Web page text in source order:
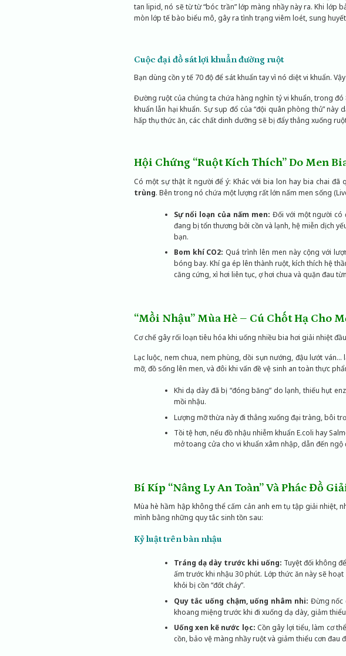
tan lipid, nó sẽ từ từ “bóc trần” lớp màng nhầy này ra. Khi lớp
mòn lớp tế bào biểu mô, gây ra tình trạng viêm loét, sung
Cuộc đại đồ sát lợi khuẩn đường ruột
Bạn dùng cồn y tế 70 độ để sát khuẩn tay vì nó diệt vi khuẩn.
Đường ruột của chúng ta chứa hàng nghìn tỷ vi khuẩn, trong
khuẩn lẫn hại khuẩn. Sự sụp đổ của “đội quân phòng thủ” này
hấp thụ thức ăn, các chất dinh dưỡng sẽ bị đẩy thẳng xuống
Hội Chứng “Ruột Kích Thích” Do Men
Có một sự thật ít người để ý: Khác với bia lon hay bia chai
trùng. Bên trong nó chứa một lượng rất lớn nấm men sống
Sự nổi loạn của nấm men: Đối với một người có
đang bị tổn thương bởi cồn và lạnh, hệ miễn dịch
bạn.
Bom khí CO2: Quá trình lên men này cộng với
bóng bay. Khí ga ép lên thành ruột, kích thích hệ
căng cứng, xì hơi liên tục, ợ hơi chua và quặn đau
“Mồi Nhậu” Mùa Hè – Cú Chốt Hạ Cho
Cơ chế gây rối loạn tiêu hóa khi uống nhiều bia hơi giải nhiệt
Lạc luộc, nem chua, nem phùng, dồi sụn nướng, đậu lướt
mỡ, đồ sống lên men, và đôi khi vấn đề vệ sinh an toàn thực
Khi dạ dày đã bị “đóng băng” do lạnh, thiếu hụt
mồi nhậu.
Lượng mỡ thừa này đi thẳng xuống đại tràng, bôi
Tồi tệ hơn, nếu đồ nhậu nhiễm khuẩn E.coli hay
mở toang cửa cho vi khuẩn xâm nhập, dẫn đến
Bí Kíp “Nâng Ly An Toàn” Và Phác Đồ
Mùa hè hầm hập không thể cấm cản anh em tụ tập giải nhiệt,
mình bằng những quy tắc sinh tồn sau:
Kỷ luật trên bàn nhậu
Tráng dạ dày trước khi uống: Tuyệt đối không
ấm trước khi nhậu 30 phút. Lớp thức ăn này sẽ
khỏi bị cồn “đốt cháy”.
Quy tắc uống chậm, uống nhâm nhi: Đừng nốc
khoang miệng trước khi đi xuống dạ dày, giảm
Uống xen kẽ nước lọc: Cồn gây lợi tiểu, làm cơ
cồn, bảo vệ màng nhầy ruột và giảm thiểu cơn đau